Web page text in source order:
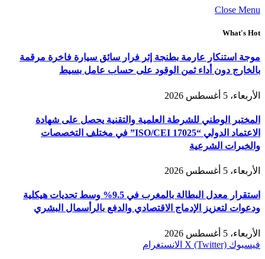
Close Menu
What's Hot
موجة استنكار عارمة بطنجة إثر فرار سائق سيارة فاخرة مرقمة
بالخارج دون أداء ثمن الوقود على حساب عامل بسيط
الأربعاء، 5 أغسطس 2026
المختبر الوطني للشرطة العلمية والتقنية يحصل على شهادة
الاعتماد الدولي “ISO/CEI 17025” في مختلف التخصصات
والخبرات الشرعية
الأربعاء، 5 أغسطس 2026
استقرار معدل البطالة بالمغرب في 9.5% وسط تحديات هيكلية
ودعوات لتعزيز الإدماج الاقتصادي والدفع بالرأسمال البشري
الأربعاء، 5 أغسطس 2026
فيسبوك X (Twitter) الانستغرام